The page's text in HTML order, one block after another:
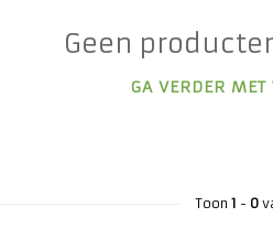
Geen
GA VERDER
Toon 1 - 0